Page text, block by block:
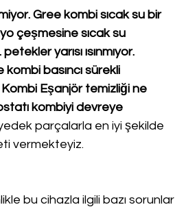
Gree kombi sıcak su bir
çeşmesine sıcak su
yarısı ısınmıyor.
kombi basıncı sürekli
Kombi Eşanjör temizliği ne
kombiyi devreye
parçalarla en iyi şekilde
vermekteyiz.
bu cihazla ilgili bazı sorunlar